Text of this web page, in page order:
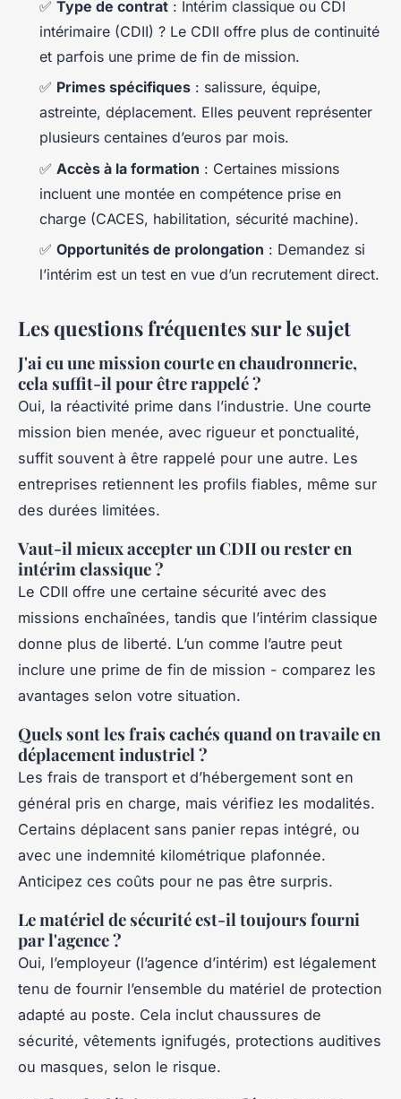
✅ Type de contrat : Intérim classique ou CDI
intérimaire (CDII) ? Le CDII offre plus de continuité
et parfois une prime de fin de mission.
✅ Primes spécifiques : salissure, équipe,
astreinte, déplacement. Elles peuvent représenter
plusieurs centaines d’euros par mois.
✅ Accès à la formation : Certaines missions
incluent une montée en compétence prise en
charge (CACES, habilitation, sécurité machine).
✅ Opportunités de prolongation : Demandez si
l’intérim est un test en vue d’un recrutement direct.
Les questions fréquentes sur le sujet
J'ai eu une mission courte en chaudronnerie,
cela suffit-il pour être rappelé ?
Oui, la réactivité prime dans l’industrie. Une courte
mission bien menée, avec rigueur et ponctualité,
suffit souvent à être rappelé pour une autre. Les
entreprises retiennent les profils fiables, même sur
des durées limitées.
Vaut-il mieux accepter un CDII ou rester en
intérim classique ?
Le CDII offre une certaine sécurité avec des
missions enchaînées, tandis que l’intérim classique
donne plus de liberté. L’un comme l’autre peut
inclure une prime de fin de mission - comparez les
avantages selon votre situation.
Quels sont les frais cachés quand on travaile en
déplacement industriel ?
Les frais de transport et d’hébergement sont en
général pris en charge, mais vérifiez les modalités.
Certains déplacent sans panier repas intégré, ou
avec une indemnité kilométrique plafonnée.
Anticipez ces coûts pour ne pas être surpris.
Le matériel de sécurité est-il toujours fourni
par l'agence ?
Oui, l’employeur (l’agence d’intérim) est légalement
tenu de fournir l’ensemble du matériel de protection
adapté au poste. Cela inclut chaussures de
sécurité, vêtements ignifugés, protections auditives
ou masques, selon le risque.